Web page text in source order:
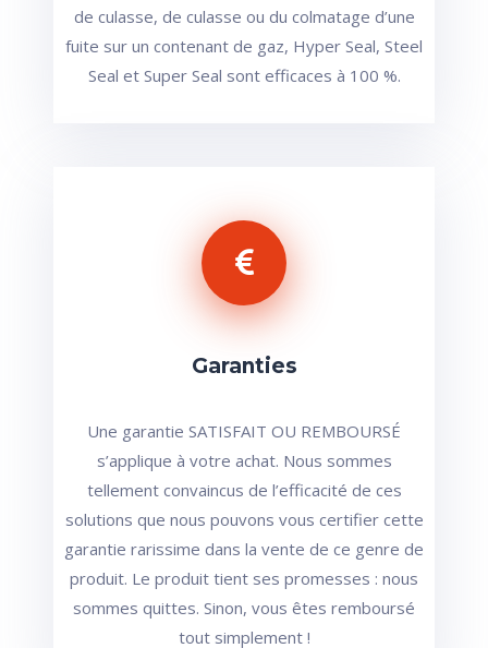
de culasse, de culasse ou du colmatage d’une
fuite sur un contenant de gaz, Hyper Seal, Steel
Seal et Super Seal sont efficaces à 100 %.
Garanties
Une garantie SATISFAIT OU REMBOURSÉ
s’applique à votre achat. Nous sommes
tellement convaincus de l’efficacité de ces
solutions que nous pouvons vous certifier cette
garantie rarissime dans la vente de ce genre de
produit. Le produit tient ses promesses : nous
sommes quittes. Sinon, vous êtes remboursé
tout simplement !